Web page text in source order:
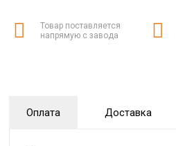
Товар поставляется
напрямую с завода
Оплата Доставка